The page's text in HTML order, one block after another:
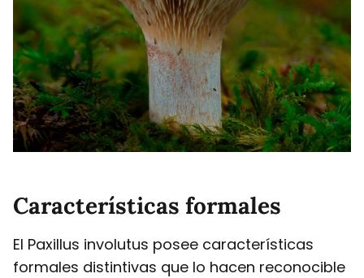
Características formales
El Paxillus involutus posee características
formales distintivas que lo hacen reconocible